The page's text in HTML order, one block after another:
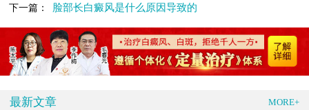
下一篇： 脸部长白癜风是什么原因导致的
最新文章 MORE+